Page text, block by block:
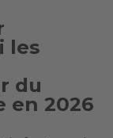
les
du
en 2026